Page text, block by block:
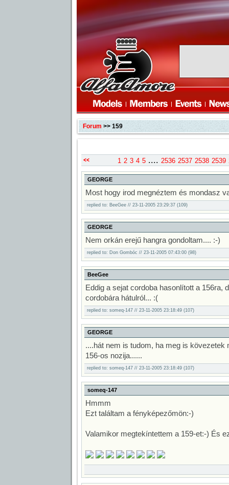
Forum >> 159
page
1 2 3 4 5 .... 2536 2537 2538 2539
GEORGE
Most hogy irod megnéztem és mondasz
replied to: BeeGee // 23-11-2005 23:29:37 (109)
GEORGE
Nem orkán erejű hangra gondoltam.... :-)
replied to: Don Gombóc // 23-11-2005 07:43:00 (98)
BeeGee
Eddig a sejat cordoba hasonlított a 156ra,
cordobára hátulról... :(
replied to: someq-147 // 23-11-2005 23:18:49 (107)
GEORGE
....hát nem is tudom, ha meg is kövezetek
156-os nozija......
replied to: someq-147 // 23-11-2005 23:18:49 (107)
someq-147
Hmmm
Ezt találtam a fényképezőmön:-)
Valamikor megtekíntettem a 159-et:-) És